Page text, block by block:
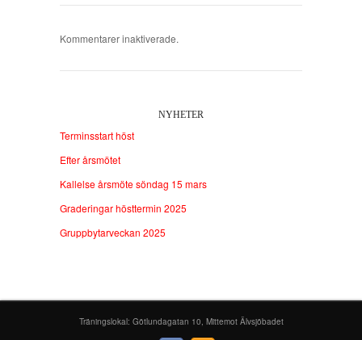
Kommentarer inaktiverade.
NYHETER
Terminsstart höst
Efter årsmötet
Kallelse årsmöte söndag 15 mars
Graderingar hösttermin 2025
Gruppbytarveckan 2025
Träningslokal: Götlundagatan 10, Mittemot Älvsjöbadet